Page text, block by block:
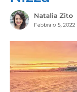
Natalia Zito
Febbraio 5, 2022